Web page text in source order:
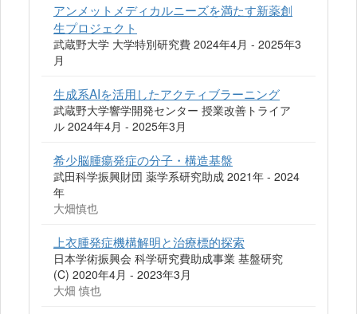
アンメットメディカルニーズを満たす新薬創
生プロジェクト
武蔵野大学 大学特別研究費 2024年4月 - 2025年3
月
生成系AIを活用したアクティブラーニング
武蔵野大学響学開発センター 授業改善トライア
ル 2024年4月 - 2025年3月
希少脳腫瘍発症の分子・構造基盤
武田科学振興財団 薬学系研究助成 2021年 - 2024
年
大畑慎也
上衣腫発症機構解明と治療標的探索
日本学術振興会 科学研究費助成事業 基盤研究
(C) 2020年4月 - 2023年3月
大畑 慎也